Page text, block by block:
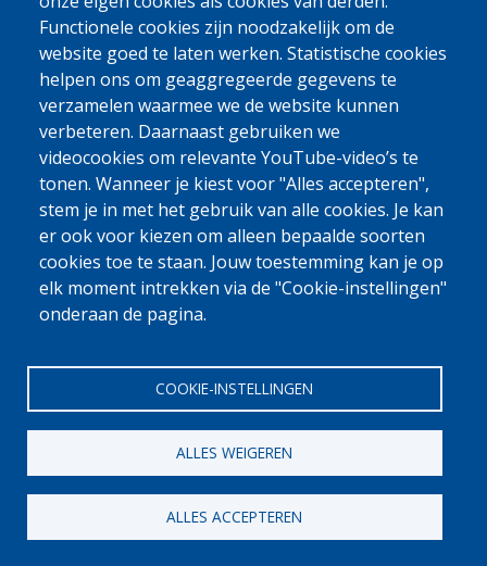
SELECT YOUR LANGUAGE
English
Français
Nederlands
Armenian
Georgian - ქართული
Albanian - Shqip
Arabic - العربية
Pashto - پښتو
Mongolian - Монгол
Portuguese – Português
Serbian - Srpski
Spanish - Español
Russian - Русский
Turkish
[Gratis Nummer]
0800 327 45
Functionele cookies zijn noodzakelijk om de
website goed te laten werken. Statistische cookies
helpen ons om geaggregeerde gegevens te
verzamelen waarmee we de website kunnen
verbeteren. Daarnaast gebruiken we
videocookies om relevante YouTube-video’s te
tonen. Wanneer je kiest voor "Alles accepteren",
stem je in met het gebruik van alle cookies. Je kan
er ook voor kiezen om alleen bepaalde soorten
cookies toe te staan. Jouw toestemming kan je op
elk moment intrekken via de "Cookie-instellingen"
onderaan de pagina.
COOKIE-INSTELLINGEN
ALLES WEIGEREN
ALLES ACCEPTEREN